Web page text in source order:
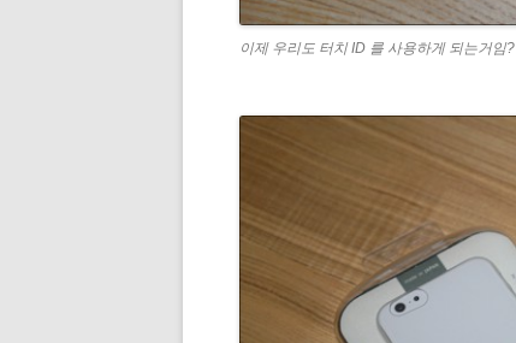
이제 우리도 터치 ID 를 사용하게 되는거임?